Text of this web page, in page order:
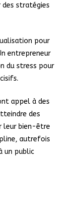
stratégies
pour
entrepreneur
du stress pour
appel à des
des
leur bien-être
autrefois
un public